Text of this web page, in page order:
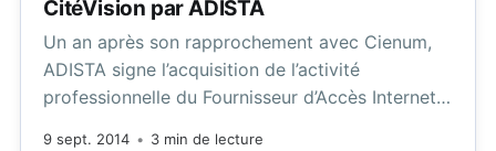
CitéVision par ADISTA
Un an après son rapprochement avec Cienum,
ADISTA signe l’acquisition de l’activité
professionnelle du Fournisseur d’Accès Internet
9 sept. 2014 • 3 min de lecture